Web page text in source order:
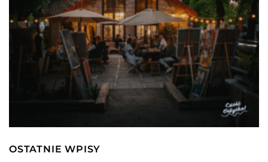
OSTATNIE WPISY